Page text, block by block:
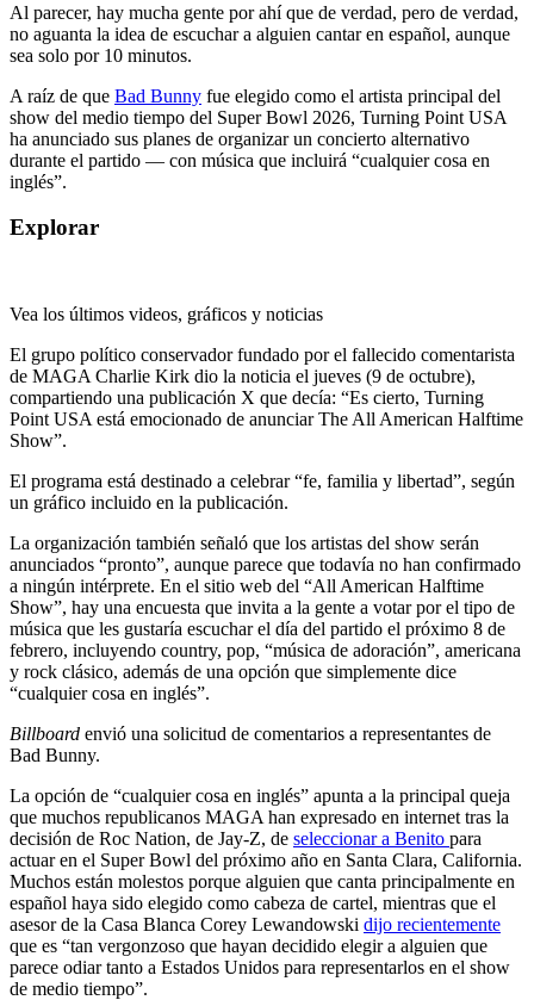
Al parecer, hay mucha gente por ahí que de verdad, pero de verdad,
no aguanta la idea de escuchar a alguien cantar en español, aunque
sea solo por 10 minutos.
A raíz de que Bad Bunny fue elegido como el artista principal del
show del medio tiempo del Super Bowl 2026, Turning Point USA
ha anunciado sus planes de organizar un concierto alternativo
durante el partido — con música que incluirá “cualquier cosa en
inglés”.
Explorar
Vea los últimos videos, gráficos y noticias
El grupo político conservador fundado por el fallecido comentarista
de MAGA Charlie Kirk dio la noticia el jueves (9 de octubre),
compartiendo una publicación X que decía: “Es cierto, Turning
Point USA está emocionado de anunciar The All American Halftime
Show”.
El programa está destinado a celebrar “fe, familia y libertad”, según
un gráfico incluido en la publicación.
La organización también señaló que los artistas del show serán
anunciados “pronto”, aunque parece que todavía no han confirmado
a ningún intérprete. En el sitio web del “All American Halftime
Show”, hay una encuesta que invita a la gente a votar por el tipo de
música que les gustaría escuchar el día del partido el próximo 8 de
febrero, incluyendo country, pop, “música de adoración”, americana
y rock clásico, además de una opción que simplemente dice
“cualquier cosa en inglés”.
Billboard envió una solicitud de comentarios a representantes de
Bad Bunny.
La opción de “cualquier cosa en inglés” apunta a la principal queja
que muchos republicanos MAGA han expresado en internet tras la
decisión de Roc Nation, de Jay-Z, de seleccionar a Benito para
actuar en el Super Bowl del próximo año en Santa Clara, California.
Muchos están molestos porque alguien que canta principalmente en
español haya sido elegido como cabeza de cartel, mientras que el
asesor de la Casa Blanca Corey Lewandowski dijo recientemente
que es “tan vergonzoso que hayan decidido elegir a alguien que
parece odiar tanto a Estados Unidos para representarlos en el show
de medio tiempo”.